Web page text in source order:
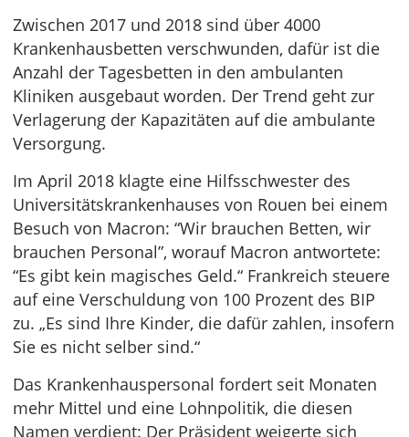
Zwischen 2017 und 2018 sind über 4000
Krankenhausbetten verschwunden, dafür ist die
Anzahl der Tagesbetten in den ambulanten
Kliniken ausgebaut worden. Der Trend geht zur
Verlagerung der Kapazitäten auf die ambulante
Versorgung.
Im April 2018 klagte eine Hilfsschwester des
Universitätskrankenhauses von Rouen bei einem
Besuch von Macron: “Wir brauchen Betten, wir
brauchen Personal”, worauf Macron antwortete:
“Es gibt kein magisches Geld.“ Frankreich steuere
auf eine Verschuldung von 100 Prozent des BIP
zu. „Es sind Ihre Kinder, die dafür zahlen, insofern
Sie es nicht selber sind.“
Das Krankenhauspersonal fordert seit Monaten
mehr Mittel und eine Lohnpolitik, die diesen
Namen verdient: Der Präsident weigerte sich